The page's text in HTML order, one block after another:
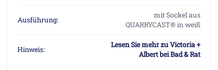
Ausführung:
mit Sockel aus
QUARRYCAST® in weiß
Hinweis:
Lesen Sie mehr zu Victoria +
Albert bei Bad & Rat